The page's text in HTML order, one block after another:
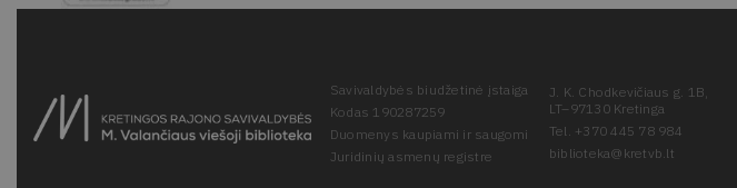
Savivaldybės biudžetinė įstaiga
Kodas 190287259
Duomenys kaupiami ir saugomi
Juridinių asmenų registre
J. K. Chodkevičiaus g. 1B,
LT–97130 Kretinga
Tel. +370 445 78 984
biblioteka@kretvb.lt